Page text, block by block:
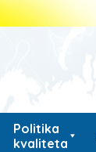
Politika
kvaliteta